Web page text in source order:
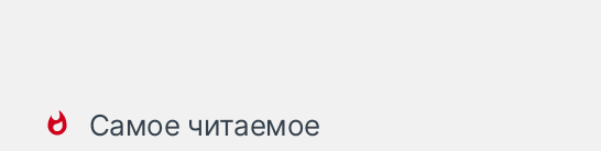
Самое читаемое